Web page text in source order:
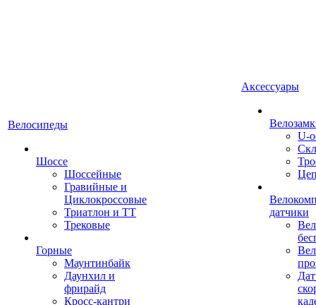
Велосипеды
Шоссе
Шоссейные
Гравийные и
Циклокроссовые
Триатлон и ТТ
Трековые
Горные
Маунтинбайк
Даунхил и
фрирайд
Кросс-кантри
Аксессуары
U-
датчики